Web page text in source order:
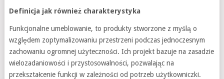
Definicja jak również charakterystyka
Funkcjonalne umeblowanie, to produkty stworzone z myślą o
względem zoptymalizowaniu przestrzeni podczas jednoczesnym
zachowaniu ogromnej użyteczności. Ich projekt bazuje na zasadzie
wielozadaniowości i przystosowalności, pozwalając na
przekształcenie funkcji w zależności od potrzeb użytkowniczki.